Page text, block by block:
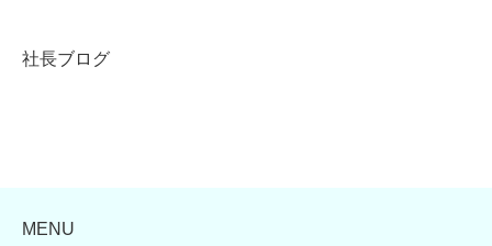
社長ブログ
MENU